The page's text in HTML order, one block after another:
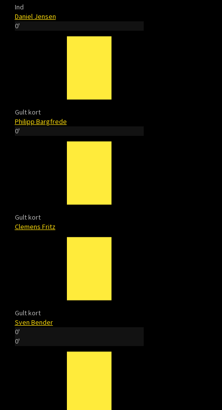
Ind
Daniel Jensen
0'
Gult kort
Philipp Bargfrede
0'
Gult kort
Clemens Fritz
Gult kort
Sven Bender
0'
0'